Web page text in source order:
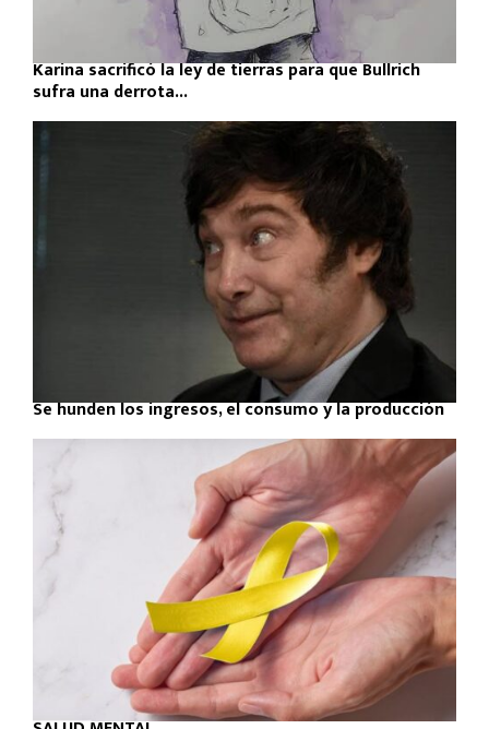
Karina sacrificó la ley de tierras para que Bullrich
sufra una derrota...
Se hunden los ingresos, el consumo y la producción